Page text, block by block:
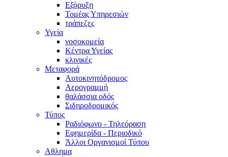
Εξόρυξη
Τομέας Υπηρεσιών
τράπεζες
Υγεία
νοσοκομεία
Κέντρα Υγείας
κλινικές
Μεταφορά
Αυτοκινητόδρομος
Αερογραμμή
θαλάσσια οδός
Σιδηροδρομικός
Τύπος
Ραδιόφωνο - Τηλεόραση
Εφημερίδα - Περιοδικό
Άλλοι Οργανισμοί Τύπου
Αθλημα